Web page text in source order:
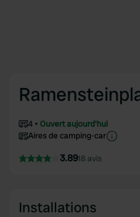
4
Ouvert aujourd'hui
Aires de camping-car
3.8918 avis
Installations